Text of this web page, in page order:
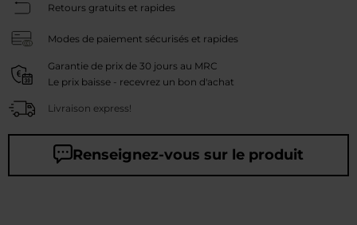
Retours gratuits et rapides
Modes de paiement sécurisés et rapides
Garantie de prix de 30 jours au MRC
Le prix baisse - recevrez un bon d'achat
Livraison express!
Renseignez-vous sur le produit